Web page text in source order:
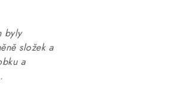
byly
složek a
a